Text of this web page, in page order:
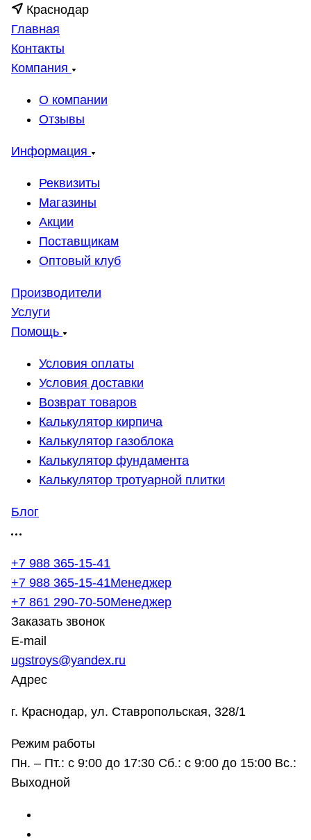
Краснодар
Главная
Контакты
Компания
О компании
Отзывы
Информация
Реквизиты
Магазины
Акции
Поставщикам
Оптовый клуб
Производители
Услуги
Помощь
Условия оплаты
Условия доставки
Возврат товаров
Калькулятор кирпича
Калькулятор газоблока
Калькулятор фундамента
Калькулятор тротуарной плитки
Блог
+7 988 365-15-41
+7 988 365-15-41Менеджер
+7 861 290-70-50Менеджер
Заказать звонок
E-mail
ugstroys@yandex.ru
Адрес
г. Краснодар, ул. Ставропольская, 328/1
Режим работы
Пн. – Пт.: с 9:00 до 17:30 Сб.: с 9:00 до 15:00 Вс.:
Выходной